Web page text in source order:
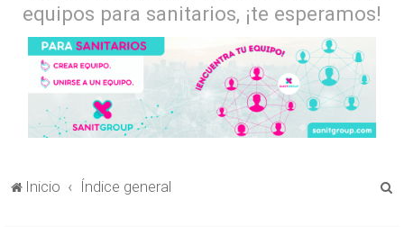
equipos para sanitarios, ¡te esperamos!
Inicio Índice general